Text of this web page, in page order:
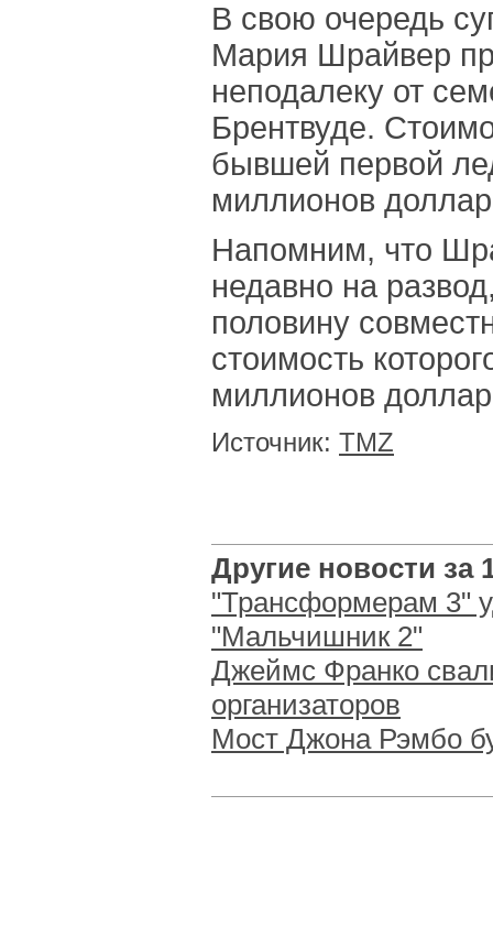
В свою очередь
Мария Шрайвер
неподалеку от
Брентвуде.
бывшей первой
миллионов
Напомним, что
недавно на
половину
стоимость
миллионов
Источник: TMZ
Другие новости за
"Трансформерам 3"
"Мальчишник 2"
Джеймс Франко
организаторов
Мост Джона Рэмбо